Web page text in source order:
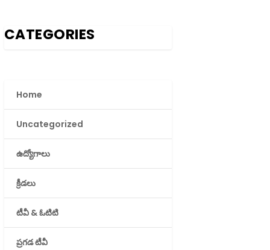
CATEGORIES
Home
Uncategorized
ఉద్యోగాలు
క్రీడలు
టీవీ & ఓటిటి
ప్రగడ టీవీ